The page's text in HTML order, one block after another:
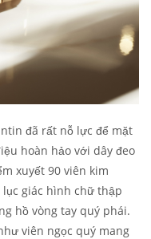
đã rất nỗ lực để mặt
hoàn hảo với dây đeo
xuyết 90 viên kim
giác hình chữ thập
hồ vòng tay quý phái.
viên ngọc quý mang